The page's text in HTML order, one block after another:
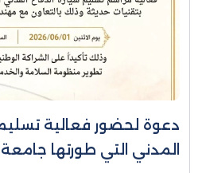
دعوة لحضور فعالية تسليم
المدني التي طورتها جامعة